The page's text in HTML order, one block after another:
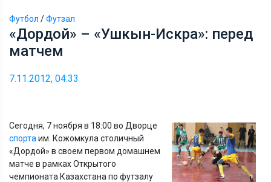
Футбол /Футзал
«Дордой» – «Ушкын-Искра»: перед
матчем
7.11.2012, 04:33
Сегодня, 7 ноября в 18:00 во Дворце
спорта им. Кожомкула столичный
«Дордой» в своем первом домашнем
матче в рамках Открытого
чемпионата Казахстана по футзалу